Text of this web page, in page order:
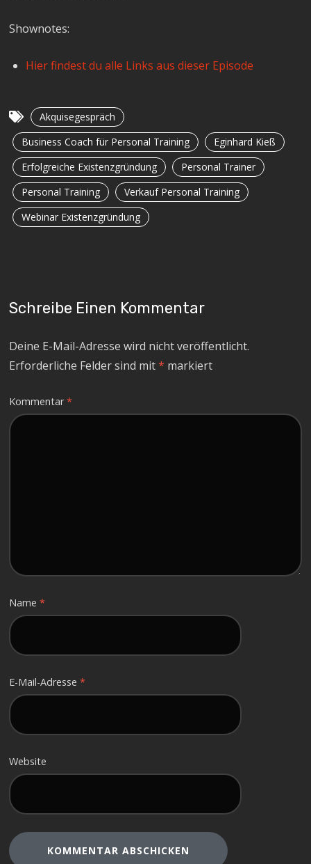
Shownotes:
Hier findest du alle Links aus dieser Episode
Akquisegespräch
Business Coach für Personal Training
Eginhard Kieß
Erfolgreiche Existenzgründung
Personal Trainer
Personal Training
Verkauf Personal Training
Webinar Existenzgründung
Schreibe Einen Kommentar
Deine E-Mail-Adresse wird nicht veröffentlicht.
Erforderliche Felder sind mit* markiert
Kommentar*
Name*
E-Mail-Adresse*
Website